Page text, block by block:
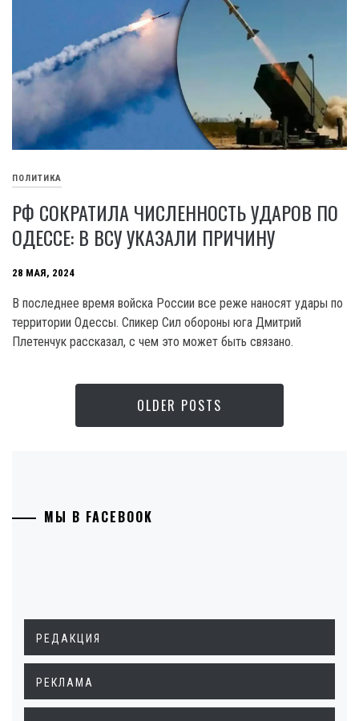
ПОЛИТИКА
РФ СОКРАТИЛА ЧИСЛЕННОСТЬ УДАРОВ ПО
ОДЕССЕ: В ВСУ УКАЗАЛИ ПРИЧИНУ
28 МАЯ, 2024
В последнее время войска России все реже наносят удары по
территории Одессы. Спикер Сил обороны юга Дмитрий
Плетенчук рассказал, с чем это может быть связано.
OLDER POSTS
МЫ В FACEBOOK
РЕДАКЦИЯ
РЕКЛАМА